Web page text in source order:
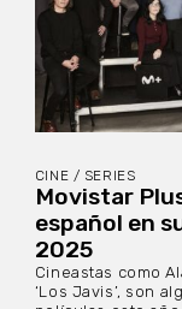
CINE / SERIES
Movistar
español en
2025
Cineastas como
‘Los Javis’, son